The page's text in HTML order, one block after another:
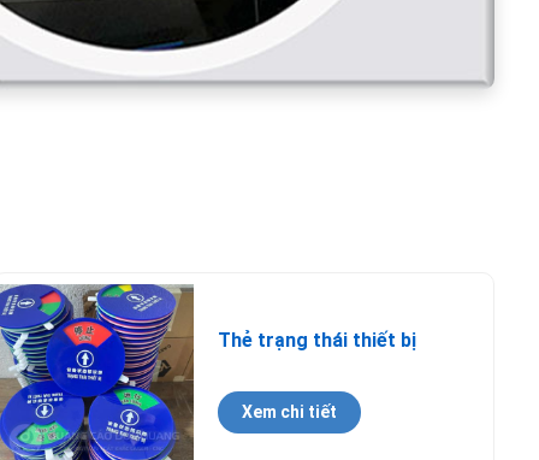
Thẻ trạng thái thiết bị
Xem chi tiết